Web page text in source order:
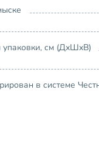
упаковки, см (ДхШхВ)
в системе